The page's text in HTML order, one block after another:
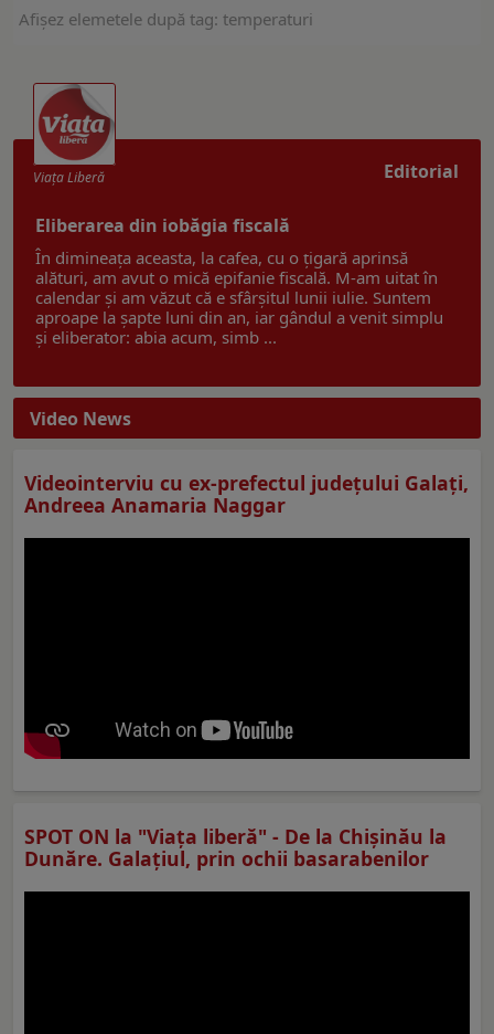
Afişez elemetele după tag: temperaturi
Editorial
Viaţa Liberă
Eliberarea din iobăgia fiscală
În dimineața aceasta, la cafea, cu o țigară aprinsă
alături, am avut o mică epifanie fiscală. M-am uitat în
calendar și am văzut că e sfârșitul lunii iulie. Suntem
aproape la șapte luni din an, iar gândul a venit simplu
și eliberator: abia acum, simb ...
Video News
Videointerviu cu ex-prefectul judeţului Galaţi,
Andreea Anamaria Naggar
SPOT ON la "Viaţa liberă" - De la Chișinău la
Dunăre. Galațiul, prin ochii basarabenilor